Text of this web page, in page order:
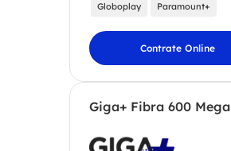
Globoplay Paramount+
Contrate Online
Giga+ Fibra 600 Mega